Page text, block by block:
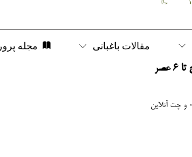
مقالات باغبانی مجله